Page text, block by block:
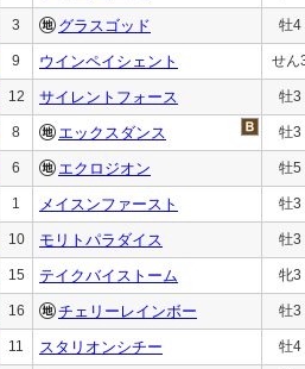
3 グラスゴッド 牡4
9 ウインペイシェント せん
12 サイレントフォース 牡3
8 エックスダンス 牡3
6 エクロジオン 牡5
1 メイスンファースト 牡3
10 モリトパラダイス 牡3
15 テイクバイストーム 牝3
16 チェリーレインボー 牡3
11 スタリオンシチー 牡4